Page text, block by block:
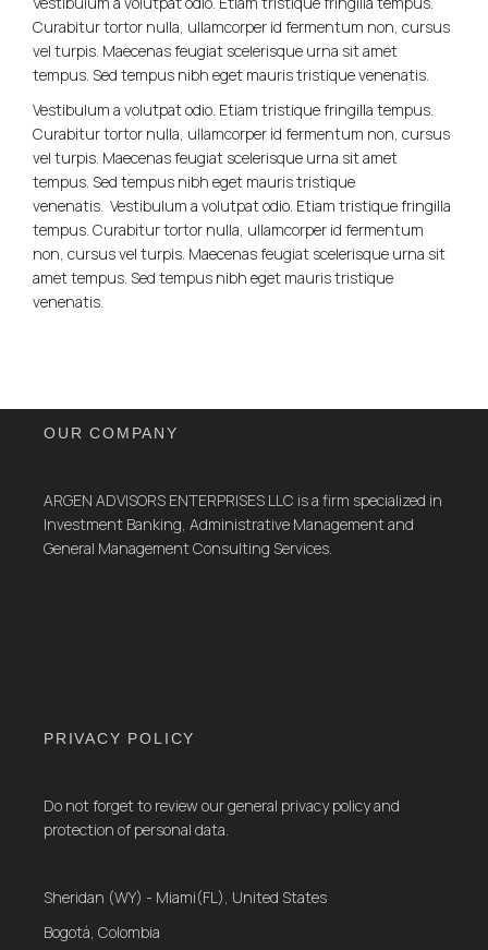
Curabitur tortor nulla, ullamcorper id fermentum non, cursus
vel turpis. Maecenas feugiat scelerisque urna sit amet
tempus. Sed tempus nibh eget mauris tristique venenatis.
Vestibulum a volutpat odio. Etiam tristique fringilla tempus.
Curabitur tortor nulla, ullamcorper id fermentum non, cursus
vel turpis. Maecenas feugiat scelerisque urna sit amet
tempus. Sed tempus nibh eget mauris tristique
venenatis. Vestibulum a volutpat odio. Etiam tristique fringilla
tempus. Curabitur tortor nulla, ullamcorper id fermentum
non, cursus vel turpis. Maecenas feugiat scelerisque urna sit
amet tempus. Sed tempus nibh eget mauris tristique
venenatis.
OUR COMPANY
ARGEN ADVISORS ENTERPRISES LLC is a firm specialized in
Investment Banking, Administrative Management and
General Management Consulting Services.
PRIVACY POLICY
Do not forget to review our general privacy policy and
protection of personal data.
Sheridan (WY) - Miami(FL), United States
Bogotá, Colombia